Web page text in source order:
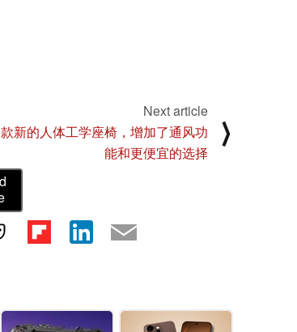
Next article
新的人体工学座椅，增加了通风功
能和更便宜的选择
⟩